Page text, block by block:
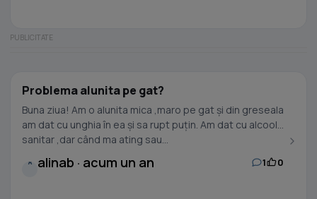
Problema alunita pe gat?
Buna ziua! Am o alunita mica ,maro pe gat și din greseala
am dat cu unghia în ea și sa rupt puțin. Am dat cu alcool
sanitar ,dar când ma ating sau...
A alinab · acum un an 1 0